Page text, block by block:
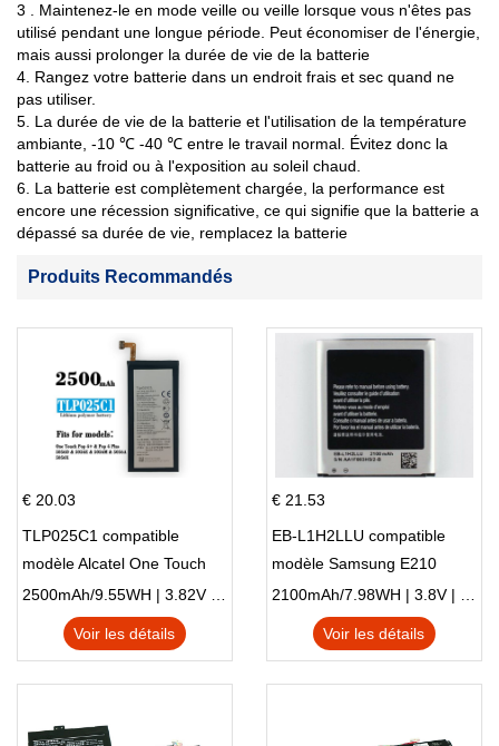
3 . Maintenez-le en mode veille ou veille lorsque vous n'êtes pas
utilisé pendant une longue période. Peut économiser de l'énergie,
mais aussi prolonger la durée de vie de la batterie
4. Rangez votre batterie dans un endroit frais et sec quand ne
pas utiliser.
5. La durée de vie de la batterie et l'utilisation de la température
ambiante, -10 ℃ -40 ℃ entre le travail normal. Évitez donc la
batterie au froid ou à l'exposition au soleil chaud.
6. La batterie est complètement chargée, la performance est
encore une récession significative, ce qui signifie que la batterie a
dépassé sa durée de vie, remplacez la batterie
Produits Recommandés
€ 20.03
TLP025C1 compatible
modèle Alcatel One Touch
Pop 4 Plus OT-5056D
2500mAh/9.55WH | 3.82V | Li-ion ...
Voir les détails
€ 21.53
EB-L1H2LLU compatible
modèle Samsung E210
E210K i939
2100mAh/7.98WH | 3.8V | Li-ion ...
Voir les détails